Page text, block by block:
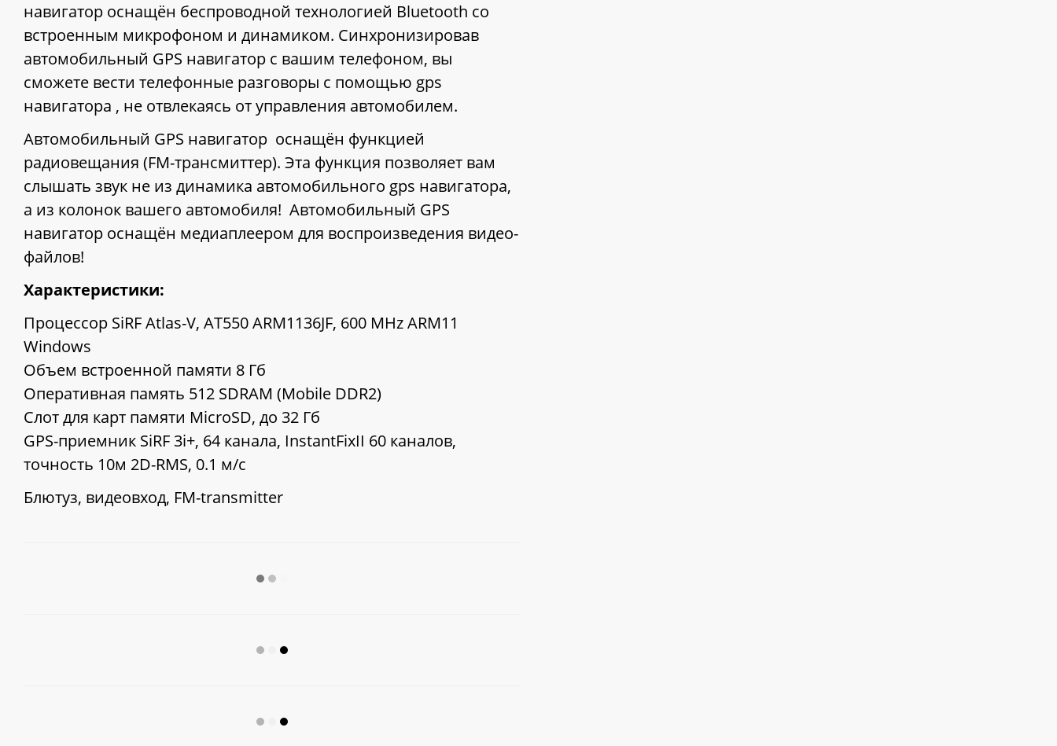
навигатор оснащён беспроводной технологией Bluetooth со
встроенным микрофоном и динамиком. Синхронизировав
автомобильный GPS навигатор с вашим телефоном, вы
сможете вести телефонные разговоры с помощью gps
навигатора , не отвлекаясь от управления автомобилем.
Автомобильный GPS навигатор оснащён функцией
радиовещания (FM-трансмиттер). Эта функция позволяет вам
слышать звук не из динамика автомобильного gps навигатора,
а из колонок вашего автомобиля! Автомобильный GPS
навигатор оснащён медиаплеером для воспроизведения видео-
файлов!
Характеристики:
Процессор SiRF Atlas-V, AT550 ARM1136JF, 600 MHz ARM11
Windows
Объем встроенной памяти 8 Гб
Оперативная память 512 SDRAM (Mobile DDR2)
Слот для карт памяти MicroSD, до 32 Гб
GPS-приемник SiRF 3i+, 64 канала, InstantFixII 60 каналов,
точность 10м 2D-RMS, 0.1 м/с
Блютуз, видеовход, FM-transmitter